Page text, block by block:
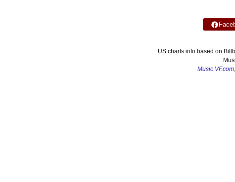
US charts info based on
Music VF.com